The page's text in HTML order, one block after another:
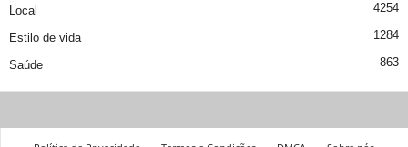
Local 4254
Estilo de vida 1284
Saúde 863